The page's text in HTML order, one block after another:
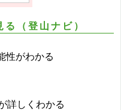
（登山ナビ）
性がわかる
詳しくわかる